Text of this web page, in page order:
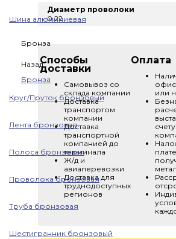
Шина алюминиевая
Бронза
Назад
Бронза
Круг/Пруток бронзовый
Лента бронзовая
Полоса бронзовая
Проволока бронзовая
Труба бронзовая
Шестигранник бронзовый
Диаметр проволоки
0.22
Способы
доставки
Самовывоз со
склада компании
Доставка
транспортом
компании
Доставка
транспортной
компанией до
терминала
Ж/д и
авиаперевозки
Доставка для
труднодоступных
регионов
Оплата
или